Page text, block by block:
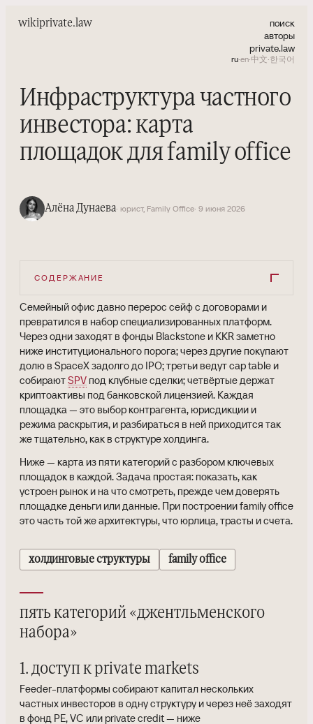
wikiprivate.law
поиск
авторы
private.law
ru·en·中文·한국어
Инфраструктура частного
инвестора: карта
площадок для family office
Алёна Дунаева· юрист, Family Office· 9 июня 2026
СОДЕРЖАНИЕ
Семейный офис давно перерос сейф с договорами и
превратился в набор специализированных платформ.
Через одни заходят в фонды Blackstone и KKR заметно
ниже институционального порога; через другие покупают
долю в SpaceX задолго до IPO; третьи ведут cap table и
собираютSPV под клубные сделки; четвёртые держат
криптоактивы под банковской лицензией. Каждая
площадка — это выбор контрагента, юрисдикции и
режима раскрытия, и разбираться в ней приходится так
же тщательно, как в структуре холдинга.
Ниже — карта из пяти категорий с разбором ключевых
площадок в каждой. Задача простая: показать, как
устроен рынок и на что смотреть, прежде чем доверять
площадке деньги или данные. При построении family office
это часть той же архитектуры, что юрлица, трасты и счета.
холдинговые структуры family office
пять категорий «джентльменского
набора»
1. доступ к private markets
Feeder-платформы собирают капитал нескольких
частных инвесторов в одну структуру и через неё заходят
в фонд PE, VC или private credit — ниже